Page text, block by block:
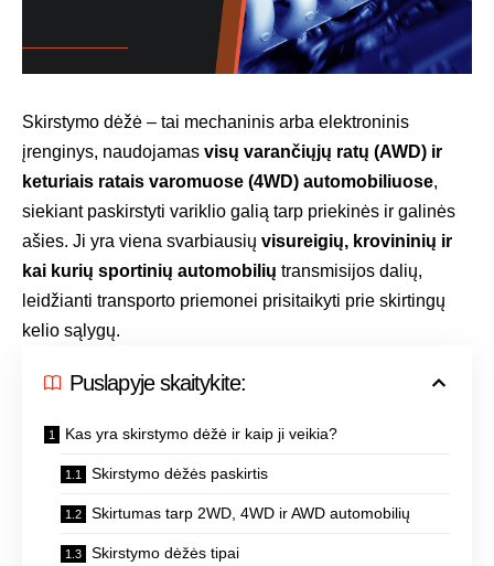
Skirstymo dėžė – tai mechaninis arba elektroninis
įrenginys, naudojamas visų varančiųjų ratų (AWD) ir
keturiais ratais varomuose (4WD) automobiliuose,
siekiant paskirstyti variklio galią tarp priekinės ir galinės
ašies. Ji yra viena svarbiausių visureigių, krovininių ir
kai kurių sportinių automobilių transmisijos dalių,
leidžianti transporto priemonei prisitaikyti prie skirtingų
kelio sąlygų.
Puslapyje skaitykite:
Kas yra skirstymo dėžė ir kaip ji veikia?
Skirstymo dėžės paskirtis
Skirtumas tarp 2WD, 4WD ir AWD automobilių
Skirstymo dėžės tipai